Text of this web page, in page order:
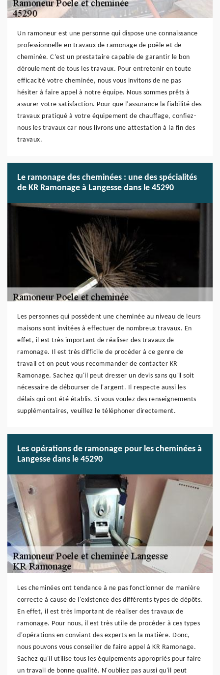
Un ramoneur est une personne qui dispose une connaissance
professionnelle en travaux de ramonage de poêle et de
cheminée. C’est un prestataire capable de garantir le bon
déroulement de tous les travaux. Pour entretenir en toute
efficacité votre cheminée, nous vous invitons de ne pas
hésiter à faire appel à notre équipe. Nous sommes prêts à
assurer votre satisfaction. Pour que l’assurance la fiabilité des
travaux pratiqué à votre équipement de chauffage, confiez-
nous les travaux car nous livrons une attestation à la fin des
travaux.
Le ramonage des cheminées : une des spécialités
de KR Ramonage à Langesse dans le 45290
Les personnes qui possèdent une cheminée au niveau de leurs
maisons sont invitées à effectuer de nombreux travaux. En
effet, il est très important de réaliser des travaux de
ramonage. Il est très difficile de procéder à ce genre de
travail et on peut vous recommander de contacter KR
Ramonage. Sachez qu'il peut dresser un devis sans qu'il soit
nécessaire de débourser de l'argent. Il respecte aussi les
délais qui ont été établis. Si vous voulez des renseignements
supplémentaires, veuillez le téléphoner directement.
Les opérations de ramonage pour les cheminées à
Langesse dans le 45290
Les cheminées ont tendance à ne pas fonctionner de manière
correcte à cause de l'existence des différents types de dépôts.
En effet, il est très important de réaliser des travaux de
ramonage. Pour nous, il est très utile de procéder à ces types
d'opérations en conviant des experts en la matière. Donc,
nous pouvons vous conseiller de faire appel à KR Ramonage.
Sachez qu'il utilise tous les équipements appropriés pour faire
un travail de bonne qualité. N'oubliez pas aussi qu'il peut